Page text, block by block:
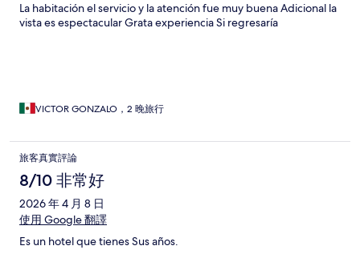
La habitación el servicio y la atención fue muy buena Adicional la
vista es espectacular Grata experiencia Si regresaría
VICTOR GONZALO，2 晚旅行
旅客真實評論
8/10 非常好
2026 年 4 月 8 日
使用 Google 翻譯
Es un hotel que tienes Sus años.